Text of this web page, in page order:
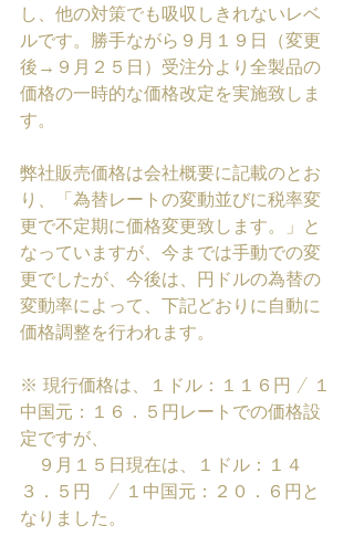
し、他の対策でも吸収しきれないレベ
ルです。勝手ながら９月１９日（変更
後→９月２５日）受注分より全製品の
価格の一時的な価格改定を実施致しま
す。
弊社販売価格は会社概要に記載のとお
り、「為替レートの変動並びに税率変
更で不定期に価格変更致します。」と
なっていますが、今までは手動での変
更でしたが、今後は、円ドルの為替の
変動率によって、下記どおりに自動に
価格調整を行われます。
※ 現行価格は、１ドル：１１６円 / １
中国元：１６．５円レートでの価格設
定ですが、
９月１５日現在は、１ドル：１４
３．５円　/ １中国元：２０．６円と
なりました。